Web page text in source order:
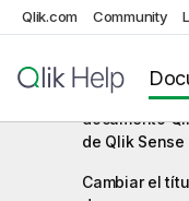
Qlik.com Community
Convertir un
Convertir
documento
de Qlik Sense
Cambiar el